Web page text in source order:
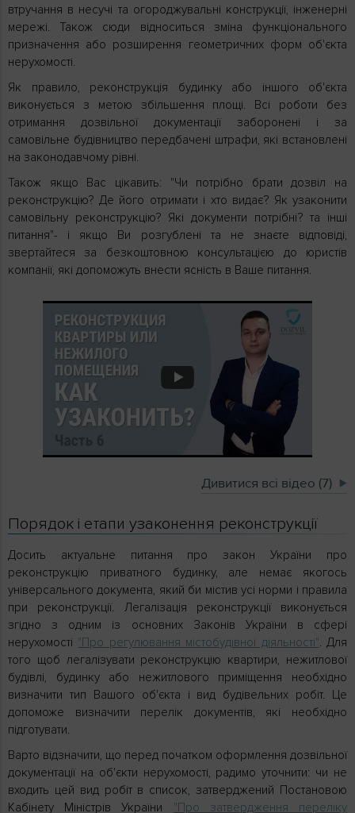
втручання в несучі та огороджувальні конструкції, інженерні
мережі. Також сюди відноситься зміна функціонального
призначення або розширення геометричних форм об'єкта
нерухомості.
Як правило, реконструкція будинку або іншого об'єкта
виконується з метою збільшення площі. Всі роботи без
отримання дозвільної документації заборонені і за
самовільне будівництво передбачені штрафи, які встановлені
на законодавчому рівні.
Також якщо Вас цікавить: "Чи потрібно брати дозвіл на
реконструкцію? Де його отримати і хто видає? Як узаконити
самовільну реконструкцію? Які документи потрібні? та інші
питання"- і якщо Ви розгублені та не знаєте відповіді,
звертайтеся за безкоштовною консультацією до юристів
компанії, які допоможуть внести ясність в Ваше питання.
Дивитися всі відео (7)
Порядок і етапи узаконення реконструкції
Досить актуальне питання про закон України про
реконструкцію приватного будинку, але немає якогось
універсального документа, який би містив усі норми і правила
при реконструкції. Легалізація реконструкції виконується
згідно з одним із основних Законів України в сфері
нерухомості "Про регулювання містобудівної діяльності". Для
того щоб легалізувати реконструкцію квартири, нежитлової
будівлі, будинку або нежитлового приміщення необхідно
визначити тип Вашого об'єкта і вид будівельних робіт. Це
допоможе визначити перелік документів, які необхідно
підготувати.
Варто відзначити, що перед початком оформлення дозвільної
документації на об'єкти нерухомості, радимо уточнити: чи не
входить цей вид робіт в список, затверджений Постановою
Кабінету Міністрів України "Про затвердження переліку